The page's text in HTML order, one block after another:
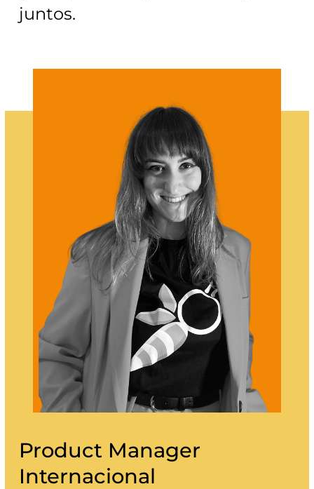
juntos.
Product Manager
Internacional